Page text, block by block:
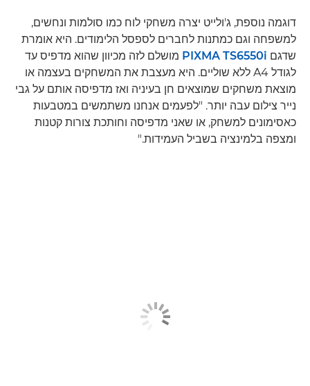
דוגמה נוספת, ג'ולייט יצרה משחקי לוח כמו סולמות ונחשים,
למשפחה וגם כמתנות לחברים לספסל הלימודים. היא אומרת
שדגם PIXMA TS6550i מושלם לזה מכיוון שהוא מדפיס עד
לגודל A4 ללא שוליים. היא מעצבת את המשחקים בעצמה או
מוצאת משחקים שמוצאים חן בעיניה ואז מדפיסה אותם על גבי
נייר צילום עבה יותר. "לפעמים אנחנו משתמשים במטבעות
כאסימונים למשחק, או שאני מדפיסה וחותכת צורות קטנות
ומצפה בלמינציה בשביל העמידות."